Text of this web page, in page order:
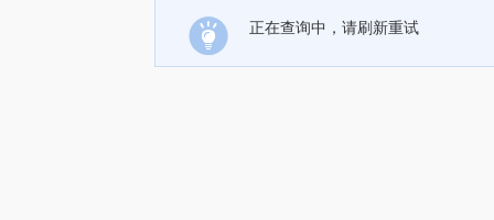
正在查询中，请刷新重试